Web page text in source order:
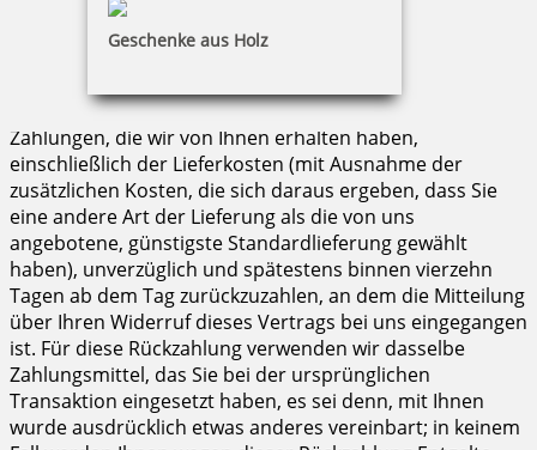
Geschenke aus Holz
Wenn Sie diesen Vertrag widerrufen, haben wir Ihnen alle
Zahlungen, die wir von Ihnen erhalten haben,
einschließlich der Lieferkosten (mit Ausnahme der
zusätzlichen Kosten, die sich daraus ergeben, dass Sie
eine andere Art der Lieferung als die von uns
angebotene, günstigste Standardlieferung gewählt
haben), unverzüglich und spätestens binnen vierzehn
Tagen ab dem Tag zurückzuzahlen, an dem die Mitteilung
über Ihren Widerruf dieses Vertrags bei uns eingegangen
ist. Für diese Rückzahlung verwenden wir dasselbe
Zahlungsmittel, das Sie bei der ursprünglichen
Transaktion eingesetzt haben, es sei denn, mit Ihnen
wurde ausdrücklich etwas anderes vereinbart; in keinem